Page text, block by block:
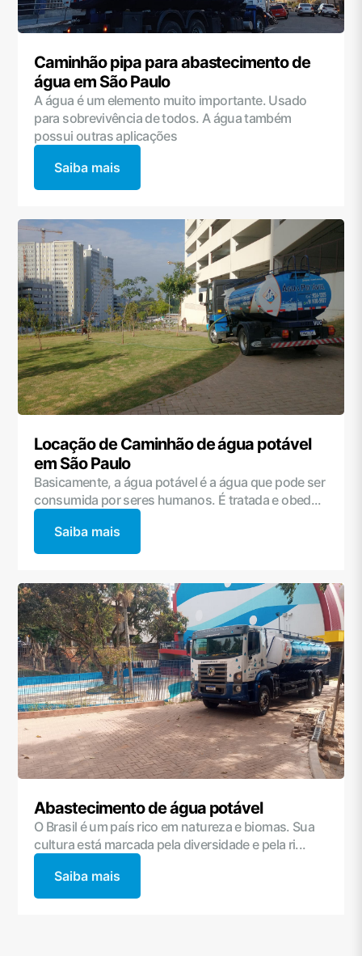
Caminhão pipa para abastecimento de
água em São Paulo
A água é um elemento muito importante. Usado
para sobrevivência de todos. A água também
possui outras aplicações
Saiba mais
Locação de Caminhão de água potável
em São Paulo
Basicamente, a água potável é a água que pode ser
consumida por seres humanos. É tratada e obed...
Saiba mais
Abastecimento de água potável
O Brasil é um país rico em natureza e biomas. Sua
cultura está marcada pela diversidade e pela ri...
Saiba mais